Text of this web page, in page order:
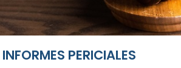
INFORMES PERICIALES